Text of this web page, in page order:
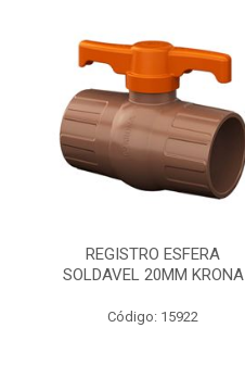
REGISTRO ESFERA
SOLDAVEL 20MM KRONA
Código: 15922